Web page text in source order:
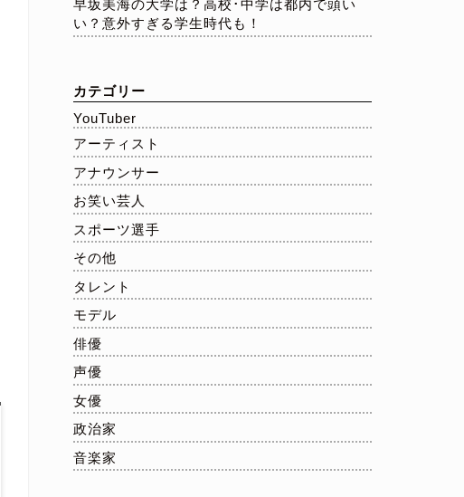
早坂美海の大学は？高校･中学は都内で頭い
い？意外すぎる学生時代も！
カテゴリー
YouTuber
アーティスト
アナウンサー
お笑い芸人
スポーツ選手
その他
タレント
モデル
俳優
声優
女優
政治家
音楽家